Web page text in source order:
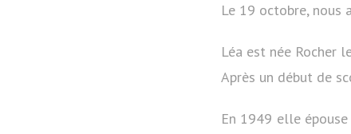
Le 19 octobre, nous
Léa est née Rocher
Après un début de
En 1949 elle